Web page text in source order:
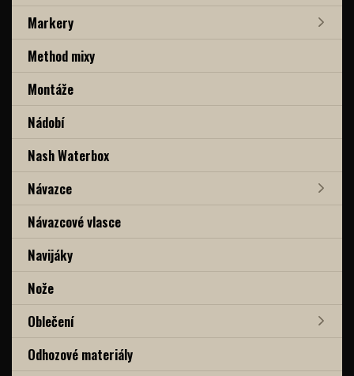
Markery
Method mixy
Montáže
Nádobí
Nash Waterbox
Návazce
Návazcové vlasce
Navijáky
Nože
Oblečení
Odhozové materiály